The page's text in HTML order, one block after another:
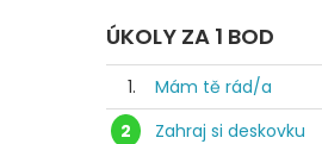
ÚKOLY ZA 1 BOD
1.
Mám tě rád/a
2
Zahraj si deskovku